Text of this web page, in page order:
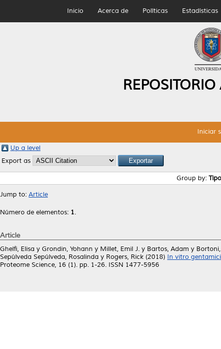
Inicio Acerca de Políticas Estadísticas
Iniciar
Up a level
Export as
Group by:
Jump to: Article
Número de elementos: 1.
Article
Ghelfi, Elisa y Grondin, Yohann y Millet, Emil J. y Bartos, Adam y
Sepúlveda Sepúlveda, Rosalinda y Rogers, Rick (2018) In vitro
Proteome Science, 16 (1). pp. 1-26. ISSN 1477-5956